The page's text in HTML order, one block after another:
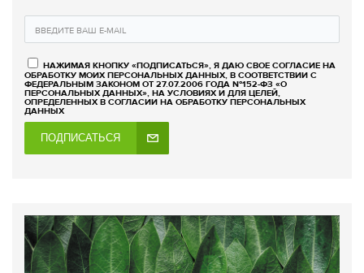
НАЖИМАЯ КНОПКУ «ПОДПИСАТЬСЯ», Я ДАЮ СВОЕ СОГЛАСИЕ НА
ОБРАБОТКУ МОИХ ПЕРСОНАЛЬНЫХ ДАННЫХ, В СООТВЕТСТВИИ С
ФЕДЕРАЛЬНЫМ ЗАКОНОМ ОТ 27.07.2006 ГОДА №152-ФЗ «О
ПЕРСОНАЛЬНЫХ ДАННЫХ», НА УСЛОВИЯХ И ДЛЯ ЦЕЛЕЙ,
ОПРЕДЕЛЕННЫХ В СОГЛАСИИ НА ОБРАБОТКУ ПЕРСОНАЛЬНЫХ
ДАННЫХ
ПОДПИСАТЬСЯ